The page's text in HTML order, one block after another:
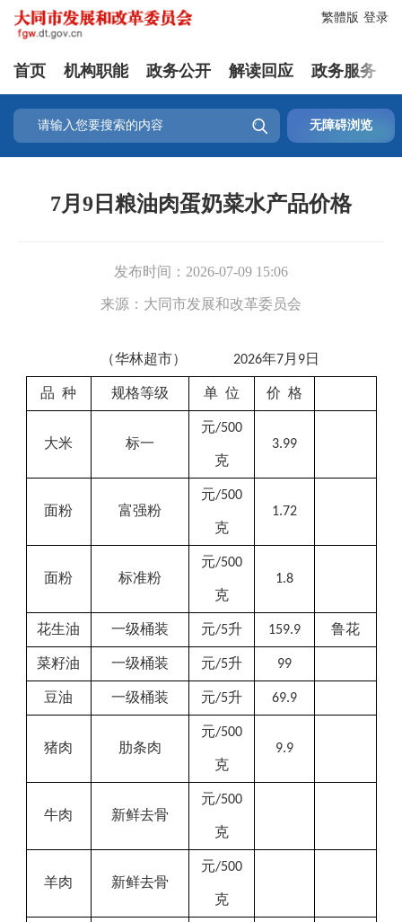
登录
繁體版
首页 机构职能 政务公开 解读回应 政务服务
 无障碍浏览
7月9日粮油肉蛋奶菜水产品价格
发布时间： 2026-07-09 15:06
来源： 大同市发展和改革委员会
（华林超市） 2026年7月 9日
品 种 规格等级 单 位 价 格
大米 标一
元/500
克
3.99
面粉 富强粉
元/500
克
1.72
面粉 标准粉
元/500
克
1.8
花生油 一级桶装 元/5升 159.9 鲁花
菜籽油 一级桶装 元/5升 99
豆油 一级桶装 元/5升 69.9
猪肉 肋条肉
元/500
克
9.9
牛肉 新鲜去骨
元/500
克
羊肉 新鲜去骨
元/500
克